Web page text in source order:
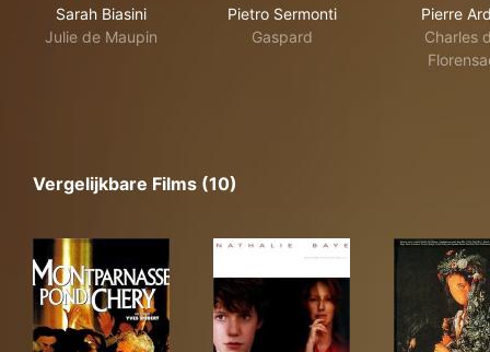
Sarah Biasini
Julie de Maupin
Pietro Sermonti
Gaspard
Pierre
Charles
Vergelijkbare Films (10)